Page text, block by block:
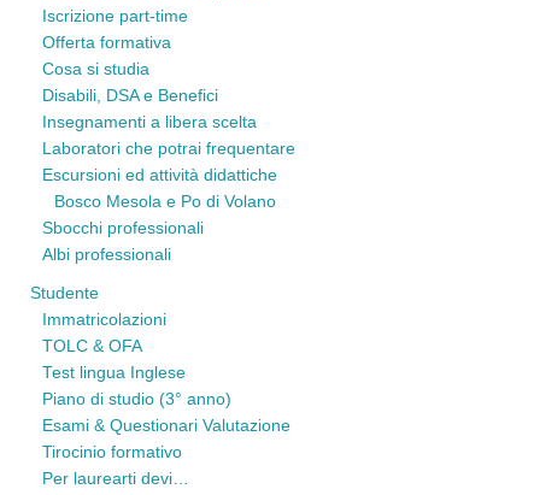
Iscrizione part-time
Offerta formativa
Cosa si studia
Disabili, DSA e Benefici
Insegnamenti a libera scelta
Laboratori che potrai frequentare
Escursioni ed attività didattiche
Bosco Mesola e Po di Volano
Sbocchi professionali
Albi professionali
Studente
Immatricolazioni
TOLC & OFA
Test lingua Inglese
Piano di studio (3° anno)
Esami & Questionari Valutazione
Tirocinio formativo
Per laurearti devi…